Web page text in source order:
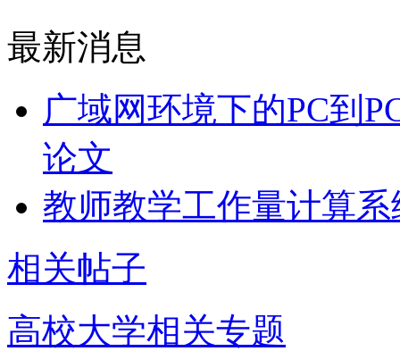
最新消息
广域网环境下的PC到
论文
教师教学工作量计算
相关帖子
高校大学相关专题